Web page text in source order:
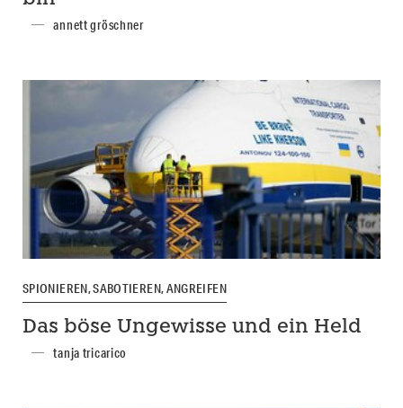
annett gröschner
SPIONIEREN, SABOTIEREN, ANGREIFEN
Das böse Ungewisse und ein Held
tanja tricarico